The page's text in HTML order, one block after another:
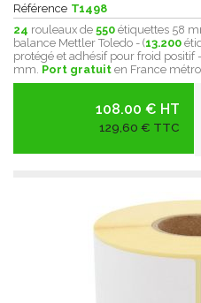
Référence T1498
24 rouleaux de 550 étiquettes 58
balance Mettler Toledo - (13.200
protégé et adhésif pour froid positif
mm. Port gratuit en France
108.00 € HT
129,60 € TTC